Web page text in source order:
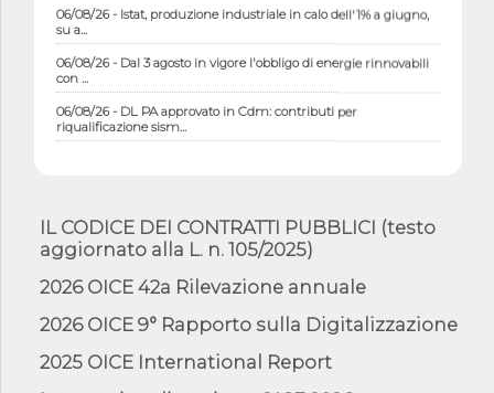
06/08/26 - Istat, produzione industriale in calo dell'1% a giugno,
su a...
06/08/26 - Dal 3 agosto in vigore l'obbligo di energie rinnovabili
con ...
06/08/26 - DL PA approvato in Cdm: contributi per
riqualificazione sism...
norme UE in m...
05/08/26 - DL Infrastrutture e PNRR è legge: approvata oggi la
amminist...
2 s...
IL CODICE DEI CONTRATTI PUBBLICI (testo
aggiornato alla L. n. 105/2025)
2026 OICE 42a Rilevazione annuale
2026 OICE 9° Rapporto sulla Digitalizzazione
2025 OICE International Report